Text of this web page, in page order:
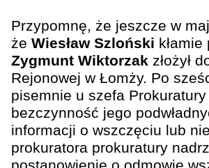
Przypomnę, że jeszcze w
że Wiesław Szloński
Zygmunt Wiktorzak złożył
Rejonowej w Łomży. Po
pisemnie u szefa
bezczynność jego
informacji o wszczęciu lub
prokuratora prokuratury